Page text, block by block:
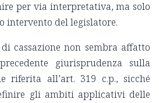
per via interpretativa, ma solo
intervento del legislatore.
cassazione non sembra affatto
giurisprudenza sulla
riferita all’art. 319 c.p., sicché
gli ambiti applicativi delle